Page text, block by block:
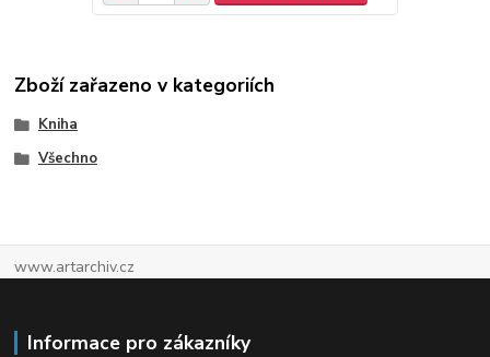
Zboží zařazeno v kategoriích
Kniha
Všechno
www.artarchiv.cz
Informace pro zákazníky